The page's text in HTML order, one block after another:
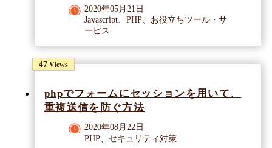
2020年05月21日
Javascript、PHP、お役立ちツール・サ
ービス
47 Views
phpでフォームにセッションを用いて、
重複送信を防ぐ方法
2020年08月22日
PHP、セキュリティ対策